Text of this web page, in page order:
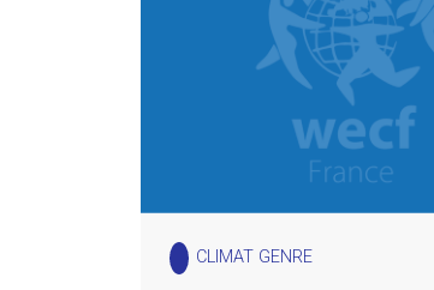
CLIMAT GENRE